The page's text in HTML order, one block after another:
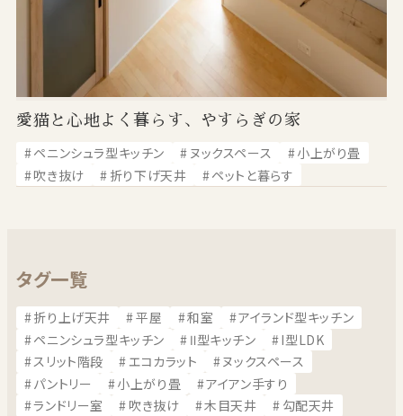
愛猫と心地よく暮らす、やすらぎの家
ペニンシュラ型キッチン ヌックスペース
小上がり畳
吹き抜け
折り下げ天井 ペットと暮らす
タグ一覧
折り上げ天井 平屋 和室
アイランド型キッチン
ペニンシュラ型キッチン
Ⅱ型キッチン
I型LDK
スリット階段
エコカラット
ヌックスペース
パントリー
小上がり畳
アイアン手すり
ランドリー室
吹き抜け 木目天井
勾配天井